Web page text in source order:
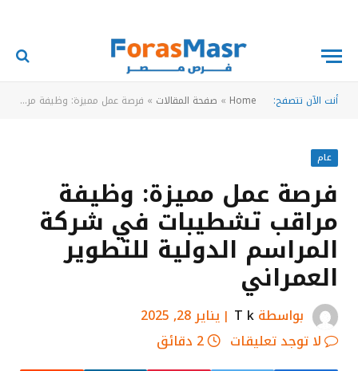
أنت الآن تتصفح: Home
» صفحة المقالات » فرصة عمل مميزة: وظيفة مراقب تشطيبات في شركة المراسم الدولية للتطوير العمراني
عام
فرصة عمل مميزة: وظيفة
مراقب تشطيبات في شركة
المراسم الدولية للتطوير
العمراني
بواسطةT k
يناير 28, 2025
لا توجد تعليقات
2 دقائق